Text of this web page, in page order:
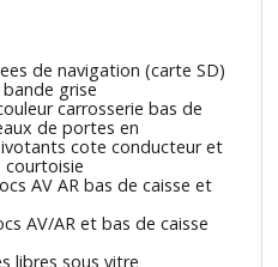
de navigation (carte SD)
grise
carrosserie bas de
de portes en
cote conducteur et
courtoisie
AV AR bas de caisse et
AV/AR et bas de caisse
libres sous vitre